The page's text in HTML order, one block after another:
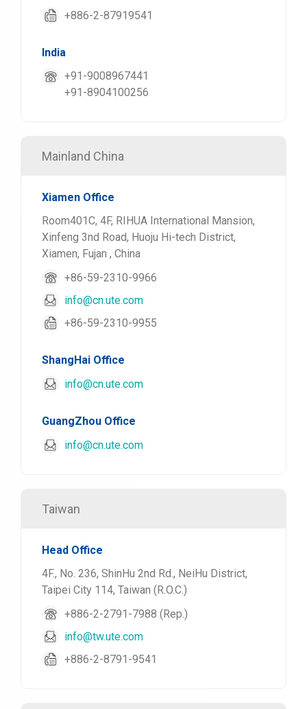
+886-2-87919541
India
+91-9008967441
+91-8904100256
Mainland China
Xiamen Office
Room401C, 4F, RIHUA International Mansion,
Xinfeng 3nd Road, Huoju Hi-tech District,
Xiamen, Fujan , China
+86-59-2310-9966
info@cn.ute.com
+86-59-2310-9955
ShangHai Office
info@cn.ute.com
GuangZhou Office
info@cn.ute.com
Taiwan
Head Office
4F., No. 236, ShinHu 2nd Rd., NeiHu District,
Taipei City 114, Taiwan (R.O.C.)
+886-2-2791-7988 (Rep.)
info@tw.ute.com
+886-2-8791-9541